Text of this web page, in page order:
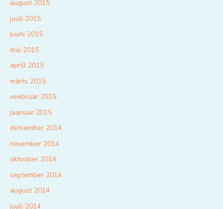
august 2015
juuli 2015
juuni 2015
mai 2015
aprill 2015
märts 2015
veebruar 2015
jaanuar 2015
detsember 2014
november 2014
oktoober 2014
september 2014
august 2014
juuli 2014